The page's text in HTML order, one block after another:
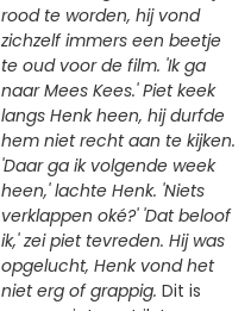
rood te worden, hij vond
zichzelf immers een beetje
te oud voor de film. 'Ik ga
naar Mees Kees.' Piet keek
langs Henk heen, hij durfde
hem niet recht aan te kijken.
'Daar ga ik volgende week
heen,' lachte Henk. 'Niets
verklappen oké?' 'Dat beloof
ik,' zei piet tevreden. Hij was
opgelucht, Henk vond het
niet erg of grappig. Dit is